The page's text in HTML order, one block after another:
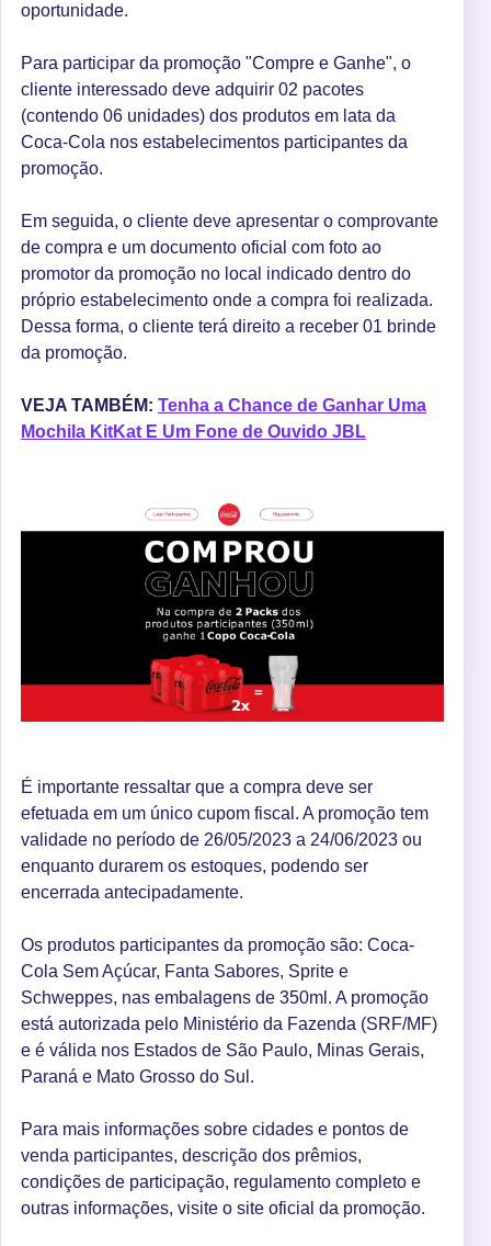
oportunidade.
Para participar da promoção "Compre e Ganhe", o
cliente interessado deve adquirir 02 pacotes
(contendo 06 unidades) dos produtos em lata da
Coca-Cola nos estabelecimentos participantes da
promoção.
Em seguida, o cliente deve apresentar o comprovante
de compra e um documento oficial com foto ao
promotor da promoção no local indicado dentro do
próprio estabelecimento onde a compra foi realizada.
Dessa forma, o cliente terá direito a receber 01 brinde
da promoção.
VEJA TAMBÉM: Tenha a Chance de Ganhar Uma
Mochila KitKat E Um Fone de Ouvido JBL
É importante ressaltar que a compra deve ser
efetuada em um único cupom fiscal. A promoção tem
validade no período de 26/05/2023 a 24/06/2023 ou
enquanto durarem os estoques, podendo ser
encerrada antecipadamente.
Os produtos participantes da promoção são: Coca-
Cola Sem Açúcar, Fanta Sabores, Sprite e
Schweppes, nas embalagens de 350ml. A promoção
está autorizada pelo Ministério da Fazenda (SRF/MF)
e é válida nos Estados de São Paulo, Minas Gerais,
Paraná e Mato Grosso do Sul.
Para mais informações sobre cidades e pontos de
venda participantes, descrição dos prêmios,
condições de participação, regulamento completo e
outras informações, visite o site oficial da promoção.